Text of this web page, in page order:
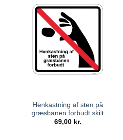
Henkastning af sten på
græsbanen forbudt skilt
69,00 kr.